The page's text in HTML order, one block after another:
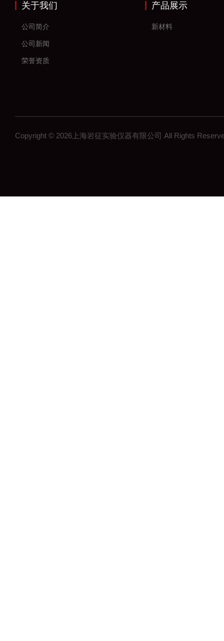
关于我们
公司简介
公司新闻
荣誉资质
产品展示
新材料
Copyright © 2026上海岩征实验仪器有限公司 All Rights